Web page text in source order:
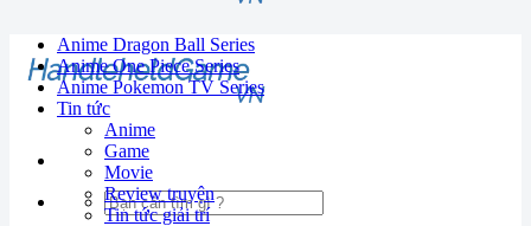
Anime Dragon Ball Series
Anime One Piece Series
Anime Pokemon TV Series
Tin tức
Anime
Game
Movie
Review truyện
Tin tức giải trí